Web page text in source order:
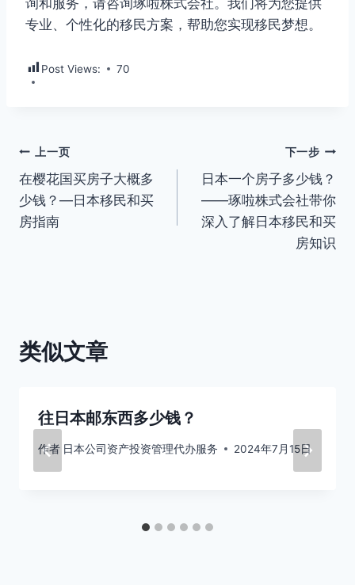
专业、个性化的移民方案，帮助您实现移民梦想。
Post Views: 70
文
章
导
上一页
在樱花国买房子大概多
少钱？—日本移民和买
房指南
下一步
日本一个房子多少钱？
——琢啦株式会社带你
深入了解日本移民和买
房知识
类似文章
往日本邮东西多少钱？
作者 日本公司资产投资管理代办服务 2024年7月15日